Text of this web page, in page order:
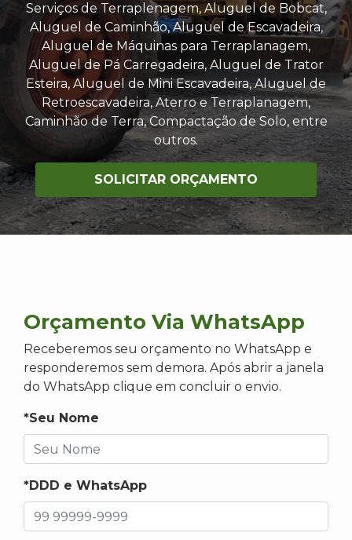
Serviços de Terraplenagem, Aluguel de Bobcat,
Aluguel de Caminhão, Aluguel de Escavadeira,
Aluguel de Máquinas para Terraplanagem,
Aluguel de Pá Carregadeira, Aluguel de Trator
Esteira, Aluguel de Mini Escavadeira, Aluguel de
Retroescavadeira, Aterro e Terraplanagem,
Caminhão de Terra, Compactação de Solo, entre
outros.
SOLICITAR ORÇAMENTO
Orçamento Via WhatsApp
Receberemos seu orçamento no WhatsApp e
responderemos sem demora. Após abrir a janela
do WhatsApp clique em concluir o envio.
*Seu Nome
*DDD e WhatsApp